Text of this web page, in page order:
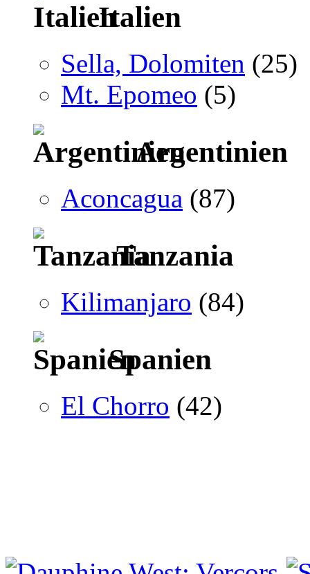
Italien
Sella, Dolomiten (25)
Mt. Epomeo (5)
Argentinien
Aconcagua (87)
Tanzania
Kilimanjaro (84)
Spanien
El Chorro (42)